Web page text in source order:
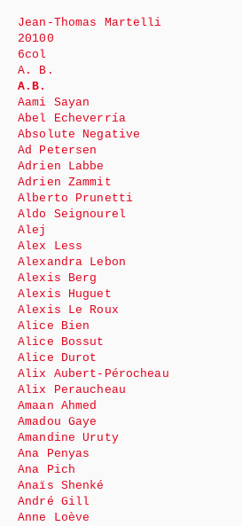
Jean-Thomas Martelli
20100
6col
A. B.
A.B.
Aami Sayan
Abel Echeverría
Absolute Negative
Ad Petersen
Adrien Labbe
Adrien Zammit
Alberto Prunetti
Aldo Seignourel
Alej
Alex Less
Alexandra Lebon
Alexis Berg
Alexis Huguet
Alexis Le Roux
Alice Bien
Alice Bossut
Alice Durot
Alix Aubert-Pérocheau
Alix Peraucheau
Amaan Ahmed
Amadou Gaye
Amandine Uruty
Ana Penyas
Ana Pich
Anaïs Shenké
André Gill
Anne Loève